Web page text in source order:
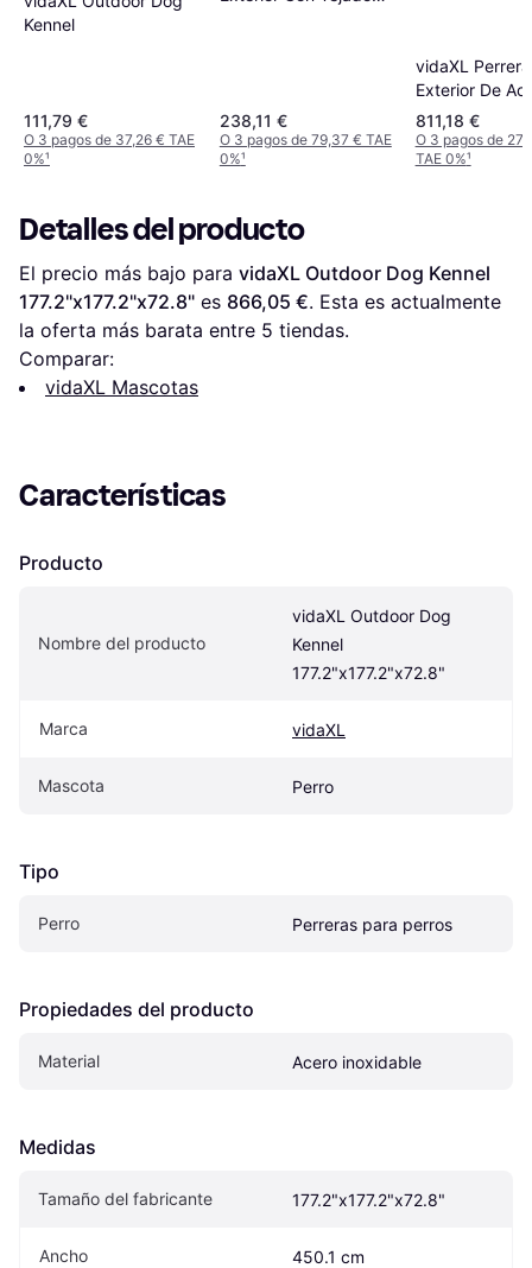
Kennel
111,79 €
O 3 pagos de 37,26 € TAE
0%¹
238,11 €
O 3 pagos de 79,37 € TAE
0%¹
vidaXL
Exterior De
50,81 Mô
811,18 €
O 3 pagos de
TAE 0%¹
Detalles del producto
El precio más bajo para vidaXL Outdoor Dog Kennel
177.2"x177.2"x72.8" es 866,05 €. Esta es actualmente
la oferta más barata entre 5 tiendas.
Comparar:
vidaXL Mascotas
Características
Producto
Nombre del producto
vidaXL Outdoor Dog
Kennel
177.2"x177.2"x72.8"
Marca vidaXL
Mascota Perro
Tipo
Perro Perreras para perros
Propiedades del producto
Material Acero inoxidable
Medidas
Tamaño del fabricante 177.2"x177.2"x72.8"
Ancho 450.1 cm